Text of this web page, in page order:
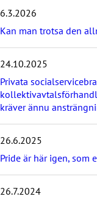
t
s
6.3.2026
Kan man trotsa den
24.10.2025
Privata
kräver ännu
26.6.2025
Pride är här igen, som
26.7.2024